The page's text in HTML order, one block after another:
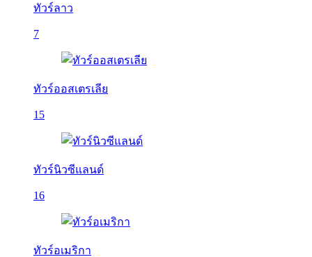
ทัวร์ลาว
7
ทัวร์ออสเตรเลีย
15
ทัวร์นิวซีแลนด์
16
ทัวร์อเมริกา